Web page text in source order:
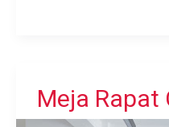
Meja Rapat